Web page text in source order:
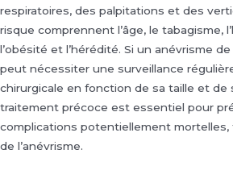
respiratoires, des palpitations et des
risque comprennent l’âge, le tabagisme,
l’obésité et l’hérédité. Si un anévrisme
peut nécessiter une surveillance
chirurgicale en fonction de sa taille et de
traitement précoce est essentiel pour
complications potentiellement mortelles,
de l’anévrisme.